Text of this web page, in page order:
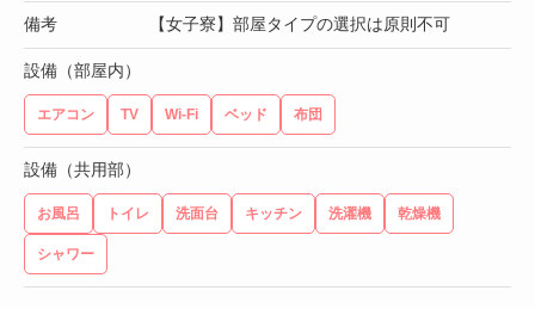
備考 【女子寮】部屋タイプの選択は原則不可
設備（部屋内）
エアコン TV Wi-Fi ベッド 布団
設備（共用部）
お風呂 トイレ 洗面台 キッチン 洗濯機 乾燥機
シャワー